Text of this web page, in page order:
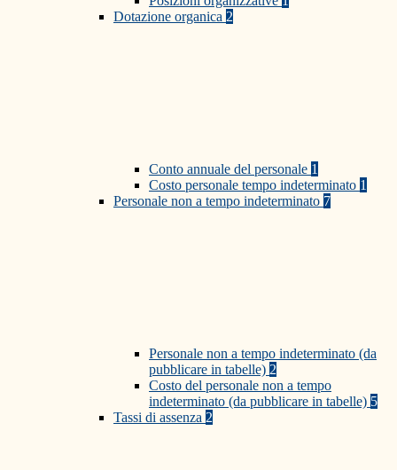
Dotazione organica 2
Conto annuale del personale 1
Costo personale tempo indeterminato 1
Personale non a tempo indeterminato 7
Personale non a tempo indeterminato (da
pubblicare in tabelle) 2
Costo del personale non a tempo
indeterminato (da pubblicare in tabelle) 5
Tassi di assenza 2